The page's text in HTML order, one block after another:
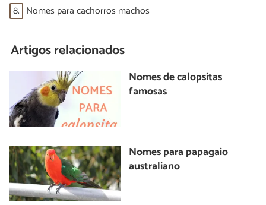
8. Nomes para cachorros machos
Artigos relacionados
Nomes de calopsitas
famosas
Nomes para papagaio
australiano